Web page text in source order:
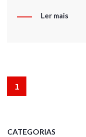
Ler mais
1
CATEGORIAS